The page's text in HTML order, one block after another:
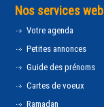
Nos services web
Votre agenda
Petites annonces
Guide des prénoms
Cartes de voeux
Ramadan